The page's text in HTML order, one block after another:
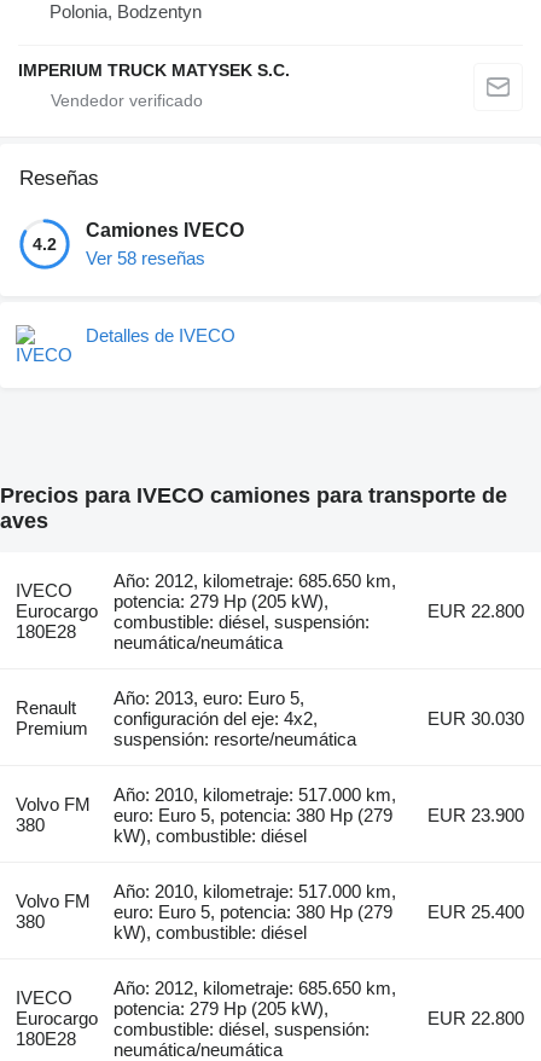
Polonia, Bodzentyn
IMPERIUM TRUCK MATYSEK S.C.
Reseñas
4.2
Camiones IVECO
Ver 58 reseñas
Detalles de IVECO
Precios para IVECO camiones para transporte de
aves
IVECO
Eurocargo
180E28
Año: 2012, kilometraje: 685.650 km,
potencia: 279 Hp (205 kW),
combustible: diésel, suspensión:
neumática/neumática
EUR 22.800
Renault
Premium
Año: 2013, euro: Euro 5,
configuración del eje: 4x2,
suspensión: resorte/neumática
EUR 30.030
Volvo FM
380
Año: 2010, kilometraje: 517.000 km,
euro: Euro 5, potencia: 380 Hp (279
kW), combustible: diésel
EUR 23.900
Volvo FM
380
Año: 2010, kilometraje: 517.000 km,
euro: Euro 5, potencia: 380 Hp (279
kW), combustible: diésel
EUR 25.400
IVECO
Eurocargo
180E28
Año: 2012, kilometraje: 685.650 km,
potencia: 279 Hp (205 kW),
combustible: diésel, suspensión:
neumática/neumática
EUR 22.800